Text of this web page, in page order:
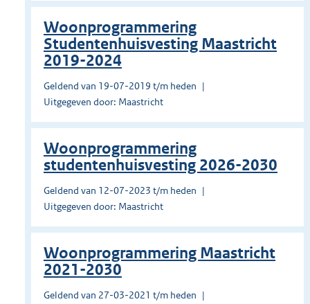
Woonprogrammering
Studentenhuisvesting Maastricht
2019-2024
Geldend van 19-07-2019 t/m heden
Uitgegeven door: Maastricht
Woonprogrammering
studentenhuisvesting 2026-2030
Geldend van 12-07-2023 t/m heden
Uitgegeven door: Maastricht
Woonprogrammering Maastricht
2021-2030
Geldend van 27-03-2021 t/m heden